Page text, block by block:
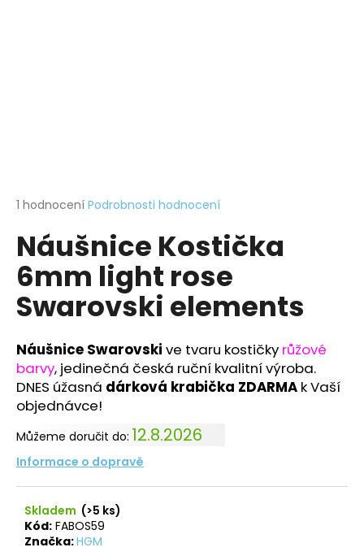
Průměrné
produktu
je
5,0
z
5
hvězdiček.
1 hodnocení Podrobnosti hodnocení
Náušnice Kostička
6mm light rose
Swarovski elements
Náušnice Swarovski ve tvaru kostičky růžové
barvy, jedinečná česká ruční kvalitní výroba.
DNES úžasná dárková krabička ZDARMA k Vaší
objednávce!
Můžeme doručit do: 12.8.2026
Informace o dopravě
Skladem (>5 ks)
Kód: FABOS59
Značka:HGM
D
o
p
o
u
č
u
j
m
e
PRSTEN
RIVOLI
8-
12